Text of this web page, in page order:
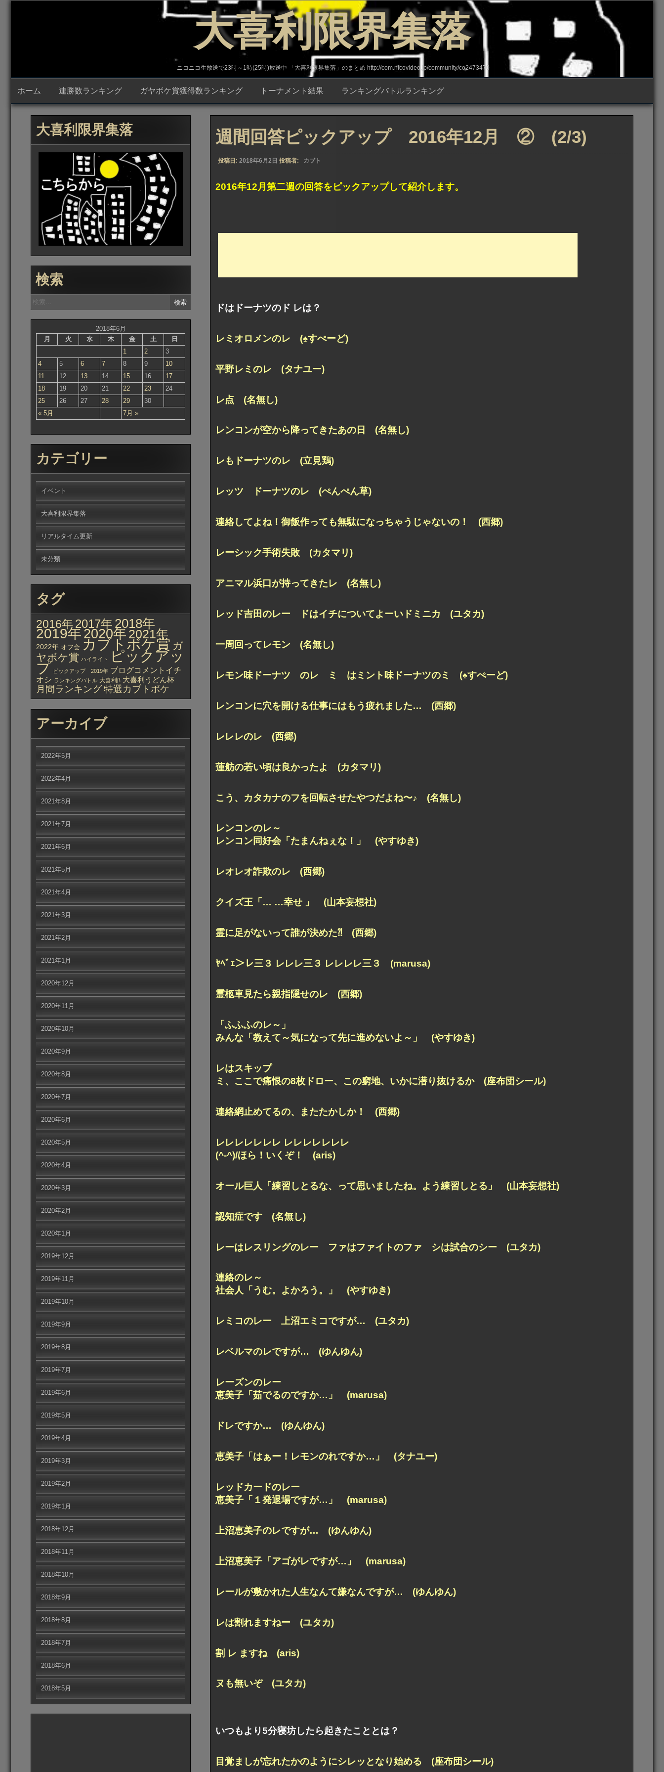
プ
大喜利限界集落
ニコニコ生放送で23時～1時(25時)放送中 「大喜利限界集落」のまとめ http://com.nicovideo.jp/community/co2473470
ホーム 連勝数ランキング ガヤボケ賞獲得数ランキング トーナメント結果 ランキングバトルランキング
週間回答ピックアップ 2016年12月 ② (2/3)
投稿日: 2018年6月2日 投稿者: カブト
2016年12月第二週の回答をピックアップして紹介します。
ドはドーナツのド レは？
レミオロメンのレ (♠すぺーど)
平野レミのレ (タナユー)
レ点 (名無し)
レンコンが空から降ってきたあの日 (名無し)
レもドーナツのレ (立見鶏)
レッツ ドーナツのレ (ぺんぺん草)
連絡してよね！ 御飯作っても無駄になっちゃうじゃないの！ (西郷)
レーシック手術失敗 (カタマリ)
アニマル浜口が持ってきたレ (名無し)
レッド吉田のレー ドはイチについてよーいドミニカ (ユタカ)
一周回ってレモン (名無し)
レモン味ドーナツ のレ ミ はミント味ドーナツのミ (♠すぺーど)
レンコンに穴を開ける仕事にはもう疲れました… (西郷)
レレレのレ (西郷)
蓮舫の若い頃は良かったよ (カタマリ)
こう、カタカナのフを回転させたやつだよね〜♪ (名無し)
レンコンのレ～
レンコン同好会「たまんねぇな！」 (やすゆき)
レオレオ詐欺のレ (西郷)
クイズ王「… …幸せ 」 (山本妄想社)
霊に足がないって誰が決めた⁈ (西郷)
ﾔﾍﾞｪ＞レ三３ レレレ三３ レレレレ三３ (marusa)
霊柩車見たら親指隠せのレ (西郷)
「ふふふのレ～」
みんな「教えて～気になって先に進めないよ～」 (やすゆき)
レはスキップ
ミ、ここで痛恨の8枚ドロー、 この窮地、いかに潜り抜けるか (座布団シール)
連絡網止めてるの、またたかしか！ (西郷)
レレレレレレレ レレレレレレレ
(^-^)/ほら！いくぞ！ (aris)
オール巨人 「練習しとるな、って思いましたね。よう練習しとる」 (山本妄想社)
認知症です (名無し)
レーはレスリングのレー ファはファイトのファ シは試合のシー (ユタカ)
連絡のレ～
社会人「うむ。よかろう。」 (やすゆき)
レミコのレー 上沼エミコですが… (ユタカ)
レベルマのレですが… (ゆんゆん)
レーズンのレー
恵美子「茹でるのですか…」 (marusa)
ドレですか… (ゆんゆん)
恵美子「はぁー！レモンのれですか…」 (タナユー)
レッドカードのレー
恵美子「１発退場ですが…」 (marusa)
上沼恵美子のレですが… (ゆんゆん)
上沼恵美子「アゴがレですが…」 (marusa)
レールが敷かれた人生なんて嫌なんですが… (ゆんゆん)
レは割れますねー (ユタカ)
割 レ ますね (aris)
ヌも無いぞ (ユタカ)
いつもより5分寝坊したら起きたこととは？
目覚ましが忘れたかのようにシレッとなり始める (座布団シール)
大喜利限界集落
検索
検
索:
2018年6月
月
火 水 木 金 土 日
« 5月 7月 »
1 2
3
4
5 6 7 8 9
10
11
12 13 14 15 16
17
18
19 20 21 22 23
24
25
26 27 28 29 30
カテゴリー
イベント
大喜利限界集落
リアルタイム更新
未分類
タグ
2016年 2017年 2018年
2019年2020年 2021年
2022年 オフ会 カブトボケ賞 ガ
ヤボケ賞 ハイライト ピックアッ
プ ピックアップ 2019年 ブログコメントイチ
オシ ランキングバトル 大喜利β 大喜利うどん杯
月間ランキング特選カブトボケ
アーカイブ
2022年5月
2022年4月
2021年8月
2021年7月
2021年6月
2021年5月
2021年4月
2021年3月
2021年2月
2021年1月
2020年12月
2020年11月
2020年10月
2020年9月
2020年8月
2020年7月
2020年6月
2020年5月
2020年4月
2020年3月
2020年2月
2020年1月
2019年12月
2019年11月
2019年10月
2019年9月
2019年8月
2019年7月
2019年6月
2019年5月
2019年4月
2019年3月
2019年2月
2019年1月
2018年12月
2018年11月
2018年10月
2018年9月
2018年8月
2018年7月
2018年6月
2018年5月